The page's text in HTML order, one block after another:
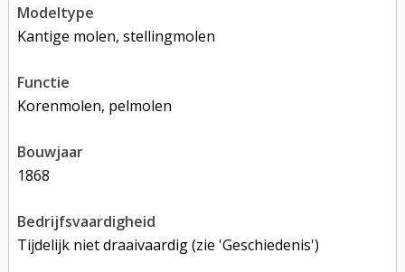
modeltype
Kantige molen, stellingmolen
functie
korenmolen, pelmolen
bouwjaar
1868
bedrijfsvaardigheid
Tijdelijk niet draaivaardig (zie 'Geschiedenis')